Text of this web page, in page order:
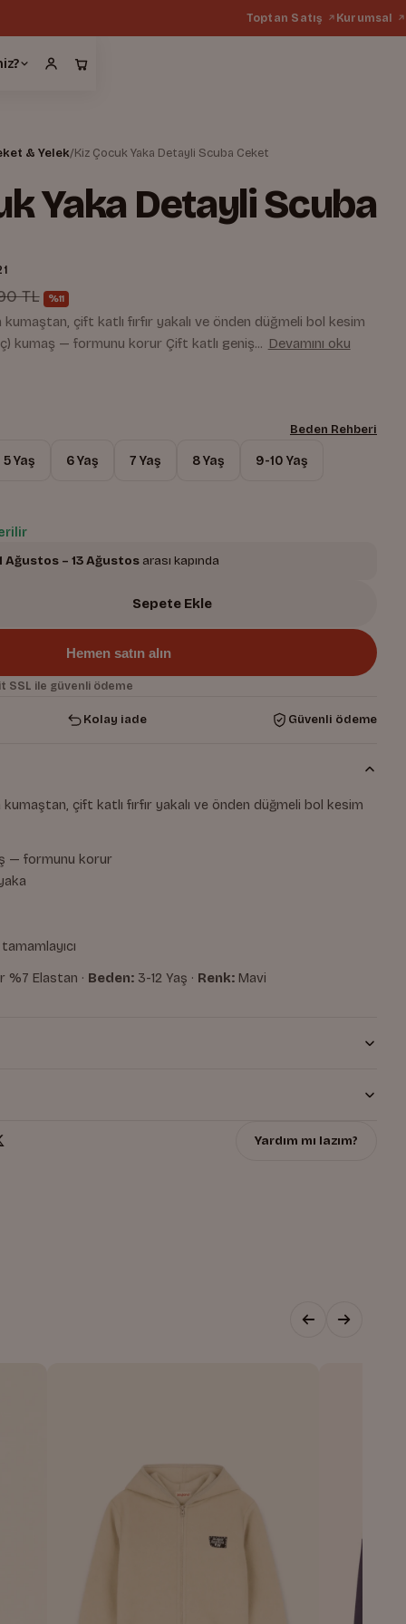
Toptan Satış Kurumsal
& Yelek/Kiz Çocuk Yaka Detayli Scuba Ceket
Yaka Detayli Scuba
TL %11
çift katlı fırfır yakalı ve önden düğmeli bol kesim
kumaş — formunu korur Çift katlı geniş... Devamını oku
Beden Rehberi
5 Yaş 6 Yaş 7 Yaş 8 Yaş 9-10 Yaş
Ağustos – 13 Ağustosarası kapında
Sepete Ekle
Hemen satın alın
SSL ile güvenli ödeme
Kolay iade Güvenli ödeme
çift katlı fırfır yakalı ve önden düğmeli bol kesim
— formunu korur
Elastan · Beden:3-12 Yaş · Renk:Mavi
Yardım mı lazım?